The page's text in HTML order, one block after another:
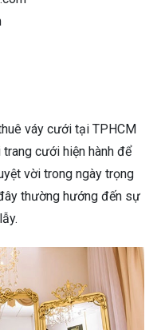
váy cưới tại TPHCM
cưới hiện hành để
vời trong ngày trọng
thường hướng đến sự